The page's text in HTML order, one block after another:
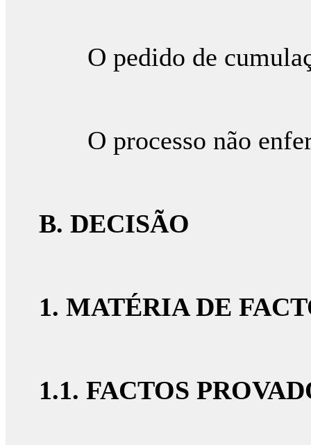
O pedido de
O processo não
B. DECISÃO
1. MATÉRIA DE
1.1. FACTOS